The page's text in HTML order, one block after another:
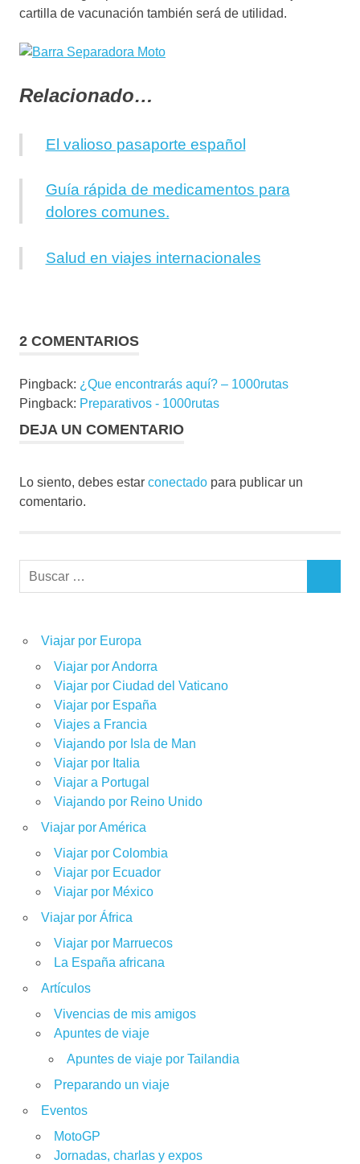
cartilla de vacunación también será de utilidad.
Relacionado…
El valioso pasaporte español
Guía rápida de medicamentos para
dolores comunes.
Salud en viajes internacionales
2 COMENTARIOS
Pingback: ¿Que encontrarás aquí? – 1000rutas
Pingback: Preparativos - 1000rutas
DEJA UN COMENTARIO
Lo siento, debes estar conectado para publicar un
comentario.
Buscar:
Viajar por Europa
Viajar por Andorra
Viajar por Ciudad del Vaticano
Viajar por España
Viajes a Francia
Viajando por Isla de Man
Viajar por Italia
Viajar a Portugal
Viajando por Reino Unido
Viajar por América
Viajar por Colombia
Viajar por Ecuador
Viajar por México
Viajar por África
Viajar por Marruecos
La España africana
Artículos
Vivencias de mis amigos
Apuntes de viaje
Apuntes de viaje por Tailandia
Preparando un viaje
Eventos
MotoGP
Jornadas, charlas y expos